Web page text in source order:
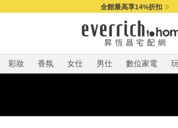
全館最高享14%折扣
彩妝 香氛 女仕 男仕 數位家電